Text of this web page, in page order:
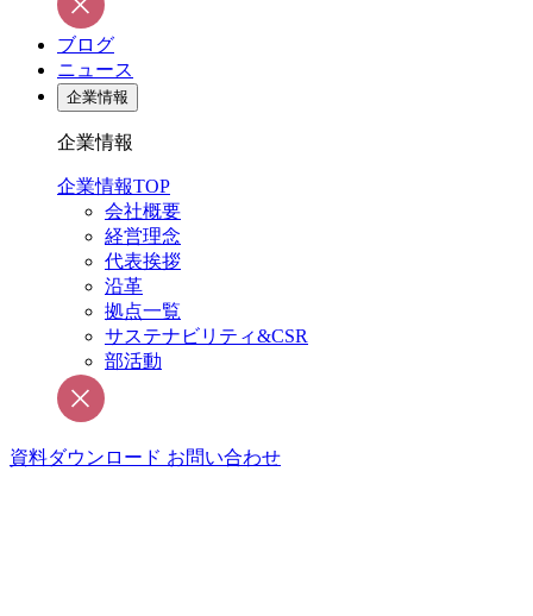
ブログ
ニュース
企業情報
企業情報
企業情報TOP
会社概要
経営理念
代表挨拶
沿革
拠点一覧
サステナビリティ&CSR
部活動
資料ダウンロード お問い合わせ